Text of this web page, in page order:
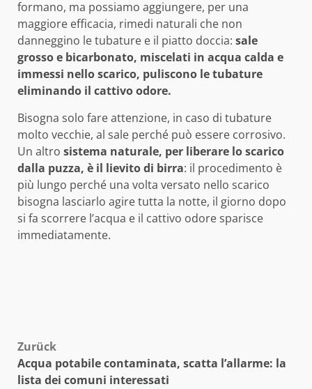
formano, ma possiamo aggiungere, per una
maggiore efficacia, rimedi naturali che non
danneggino le tubature e il piatto doccia: sale
grosso e bicarbonato, miscelati in acqua calda e
immessi nello scarico, puliscono le tubature
eliminando il cattivo odore.
Bisogna solo fare attenzione, in caso di tubature
molto vecchie, al sale perché può essere corrosivo.
Un altro sistema naturale, per liberare lo scarico
dalla puzza, è il lievito di birra: il procedimento è
più lungo perché una volta versato nello scarico
bisogna lasciarlo agire tutta la notte, il giorno dopo
si fa scorrere l’acqua e il cattivo odore sparisce
immediatamente.
Beitragsnavigation
Zurück
Acqua potabile contaminata, scatta l’allarme: la
lista dei comuni interessati